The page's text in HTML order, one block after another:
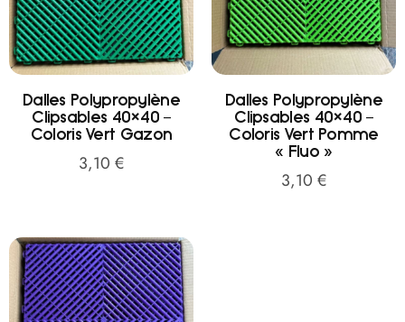
Dalles Polypropylène
Clipsables 40×40 –
Coloris Vert Gazon
3,10 €
Dalles Polypropylène
Clipsables 40×40 –
Coloris Vert Pomme
« Fluo »
3,10 €